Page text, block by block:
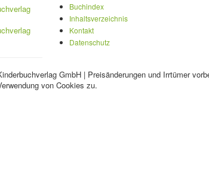
Buchindex
Inhaltsverzeichnis
Kontakt
Datenschutz
GmbH | Preisänderungen und Irrtümer
von Cookies zu.